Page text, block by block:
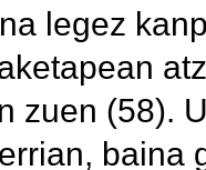
legez
zuen (58).
baina